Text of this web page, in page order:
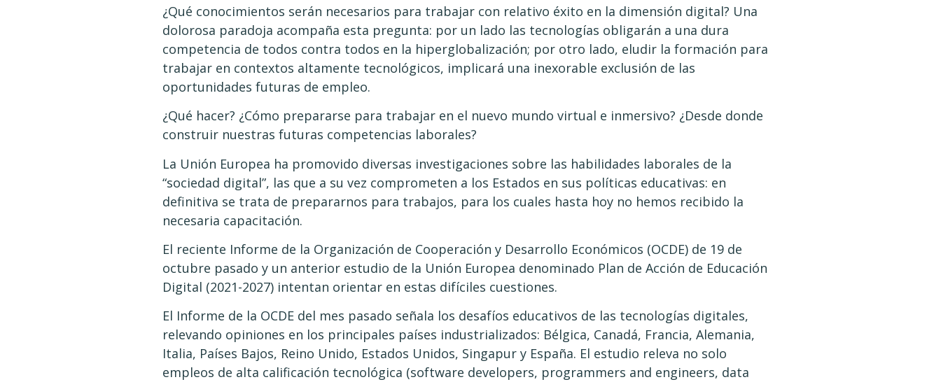
¿Qué conocimientos serán necesarios para trabajar con relativo éxito en la dimensión digital? Una
dolorosa paradoja acompaña esta pregunta: por un lado las tecnologías obligarán a una dura
competencia de todos contra todos en la hiperglobalización; por otro lado, eludir la formación para
trabajar en contextos altamente tecnológicos, implicará una inexorable exclusión de las
oportunidades futuras de empleo.
¿Qué hacer? ¿Cómo prepararse para trabajar en el nuevo mundo virtual e inmersivo? ¿Desde donde
construir nuestras futuras competencias laborales?
La Unión Europea ha promovido diversas investigaciones sobre las habilidades laborales de la
“sociedad digital”, las que a su vez comprometen a los Estados en sus políticas educativas: en
definitiva se trata de prepararnos para trabajos, para los cuales hasta hoy no hemos recibido la
necesaria capacitación.
El reciente Informe de la Organización de Cooperación y Desarrollo Económicos (OCDE) de 19 de
octubre pasado y un anterior estudio de la Unión Europea denominado Plan de Acción de Educación
Digital (2021-2027) intentan orientar en estas difíciles cuestiones.
El Informe de la OCDE del mes pasado señala los desafíos educativos de las tecnologías digitales,
relevando opiniones en los principales países industrializados: Bélgica, Canadá, Francia, Alemania,
Italia, Países Bajos, Reino Unido, Estados Unidos, Singapur y España. El estudio releva no solo
empleos de alta calificación tecnológica (software developers, programmers and engineers, data